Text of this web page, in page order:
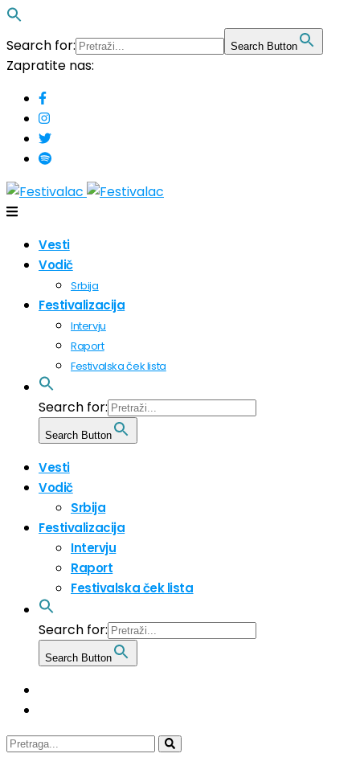
Search for: Search Button
Zapratite nas:
Vesti
Vodič
Srbija
Festivalizacija
Intervju
Raport
Festivalska ček lista
Search for:
Search Button
Vesti
Vodič
Srbija
Festivalizacija
Intervju
Raport
Festivalska ček lista
Search for:
Search Button